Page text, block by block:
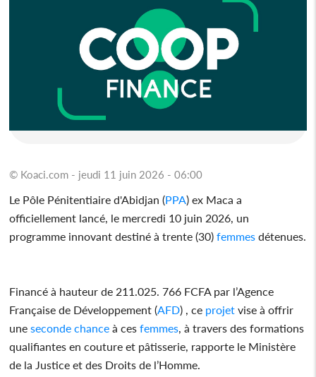
© Koaci.com - jeudi 11 juin 2026 - 06:00
Le Pôle Pénitentiaire d'Abidjan (PPA) ex Maca a
officiellement lancé, le mercredi 10 juin 2026, un
programme innovant destiné à trente (30)femmes détenues.
Financé à hauteur de 211.025. 766 FCFA par l’Agence
Française de Développement (AFD) , ce projet vise à offrir
uneseconde chance à cesfemmes , à travers des formations
qualifiantes en couture et pâtisserie, rapporte le Ministère
de la Justice et des Droits de l’Homme.